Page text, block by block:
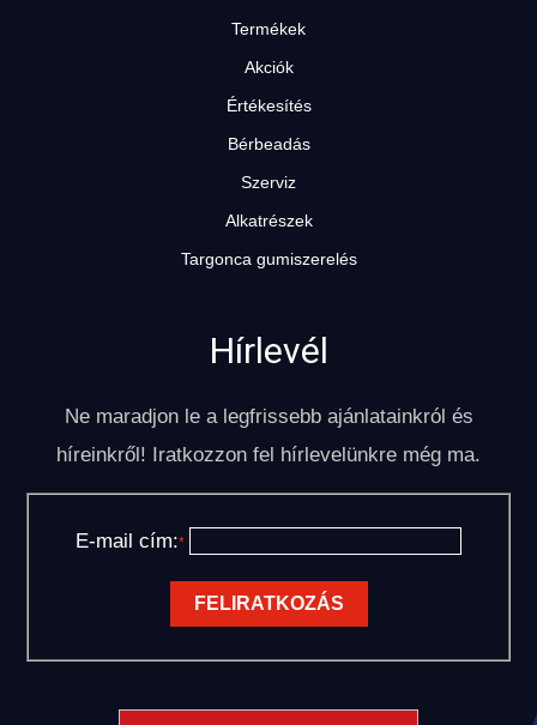
Termékek
Akciók
Értékesítés
Bérbeadás
Szerviz
Alkatrészek
Targonca gumiszerelés
Hírlevél
Ne maradjon le a legfrissebb ajánlatainkról és
híreinkről! Iratkozzon fel hírlevelünkre még ma.
E-mail cím:*